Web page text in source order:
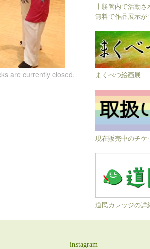
are currently closed.
十勝管内で活動
無料で作品展示が
まくべつ絵画展
現在販売中のチケ
道民カレッジの詳
instagram